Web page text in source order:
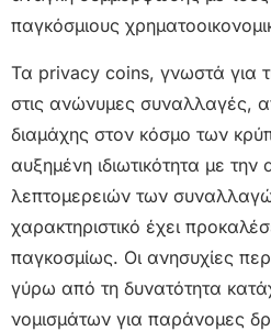
παγκόσμιους
Τα privacy coins, γνωστά για
στις ανώνυμες συναλλαγές,
διαμάχης στον κόσμο των
αυξημένη ιδιωτικότητα με
λεπτομερειών των
χαρακτηριστικό έχει
παγκοσμίως. Οι ανησυχίες
γύρω από τη δυνατότητα
νομισμάτων για παράνομες